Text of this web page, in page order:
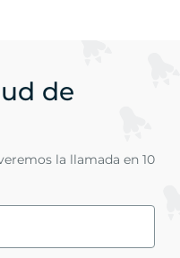
de
la llamada en 10